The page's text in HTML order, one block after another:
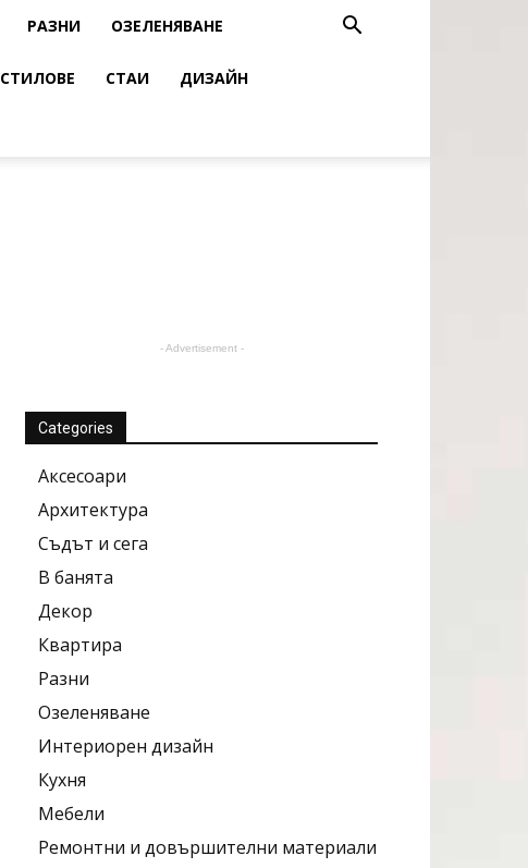
РАЗНИ ОЗЕЛЕНЯВАНЕ
СТИЛОВЕ СТАИ ДИЗАЙН
- Advertisement -
Categories
Аксесоари
Архитектура
Съдът и сега
В банята
Декор
Квартира
Разни
Озеленяване
Интериорен дизайн
Кухня
Мебели
Ремонтни и довършителни материали